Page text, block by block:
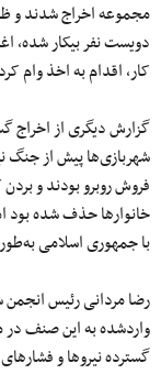
مجموعه اخراج شدند و
دویست نفر بیکار شده،
کار، اقدام به اخذ وام
گزارش دیگری از اخراج
شهربازی‌ها پیش از جنگ
فروش روبرو بودند و
با جمهوری اسلامی
رضا مردانی رئیس انجمن
واردشده به این صنف در
گسترده نیروها و